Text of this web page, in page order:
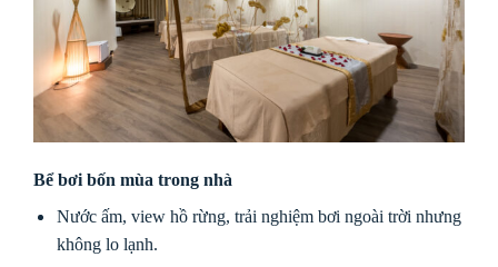
Bể bơi bốn mùa trong nhà
Nước ấm, view hồ rừng, trải nghiệm bơi ngoài trời nhưng
không lo lạnh.